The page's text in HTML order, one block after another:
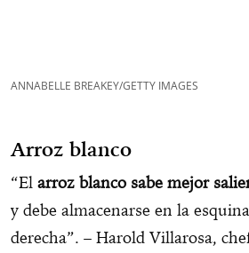
ANNABELLE BREAKEY/GETTY IMAGES
Arroz blanco
“El arroz blanco sabe mejor
y debe almacenarse en la
derecha”. – Harold Villarosa,